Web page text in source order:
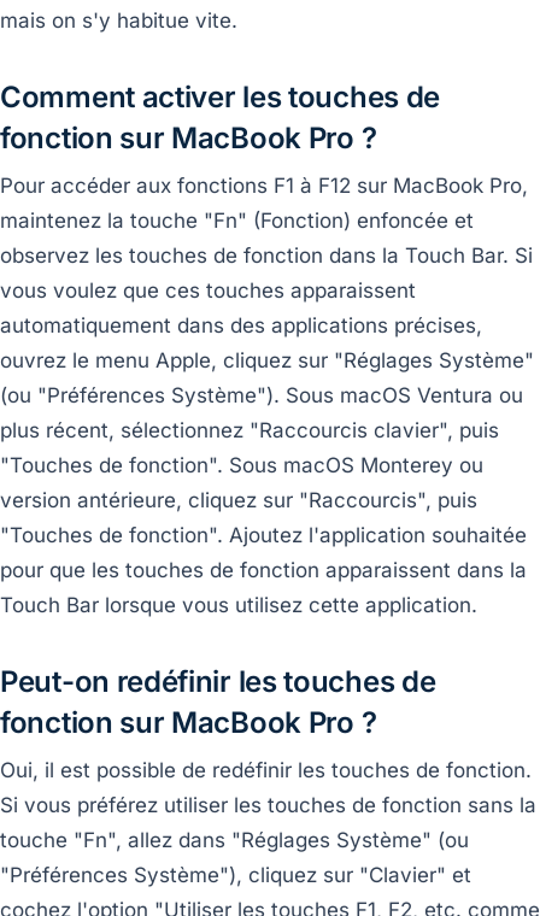
mais on s'y habitue vite.
Comment activer les touches de
fonction sur MacBook Pro ?
Pour accéder aux fonctions F1 à F12 sur MacBook Pro,
maintenez la touche "Fn" (Fonction) enfoncée et
observez les touches de fonction dans la Touch Bar. Si
vous voulez que ces touches apparaissent
automatiquement dans des applications précises,
ouvrez le menu Apple, cliquez sur "Réglages Système"
(ou "Préférences Système"). Sous macOS Ventura ou
plus récent, sélectionnez "Raccourcis clavier", puis
"Touches de fonction". Sous macOS Monterey ou
version antérieure, cliquez sur "Raccourcis", puis
"Touches de fonction". Ajoutez l'application souhaitée
pour que les touches de fonction apparaissent dans la
Touch Bar lorsque vous utilisez cette application.
Peut-on redéfinir les touches de
fonction sur MacBook Pro ?
Oui, il est possible de redéfinir les touches de fonction.
Si vous préférez utiliser les touches de fonction sans la
touche "Fn", allez dans "Réglages Système" (ou
"Préférences Système"), cliquez sur "Clavier" et
cochez l'option "Utiliser les touches F1, F2, etc. comme